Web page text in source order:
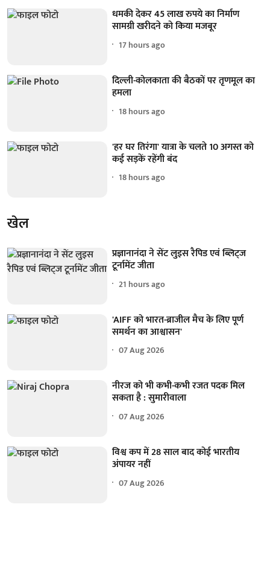
धमकी देकर 45 लाख रुपये का निर्माण
सामग्री खरीदने को किया मजबूर
17 hours ago
दिल्ली-कोलकाता की बैठकों पर तृणमूल का
हमला
18 hours ago
'हर घर तिरंगा' यात्रा के चलते 10 अगस्त को
कई सड़कें रहेंगी बंद
18 hours ago
खेल
प्रज्ञानानंदा ने सेंट लुइस रैपिड एवं ब्लिट्ज
टूर्नामेंट जीता
21 hours ago
'AIFF को भारत-ब्राजील मैच के लिए पूर्ण
समर्थन का आश्वासन'
07 Aug 2026
नीरज को भी कभी-कभी रजत पदक मिल
सकता है : सुमारीवाला
07 Aug 2026
विश्व कप में 28 साल बाद कोई भारतीय
अंपायर नहीं
07 Aug 2026